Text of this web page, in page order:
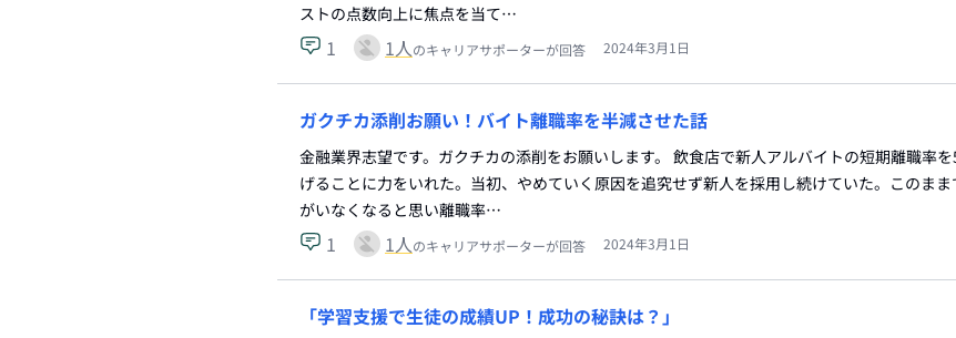
ストの点数向上に焦点を当て…
1 1人のキャリアサポーターが回答 2024年3月1日
ガクチカ添削お願い！バイト離職率を半減させた話
金融業界志望です。ガクチカの添削をお願いします。 飲食店で新人アルバイトの短期離職率
げることに力をいれた。当初、やめていく原因を追究せず新人を採用し続けていた。このま
がいなくなると思い離職率…
1 1人のキャリアサポーターが回答 2024年3月1日
「学習支援で生徒の成績UP！成功の秘訣は？」